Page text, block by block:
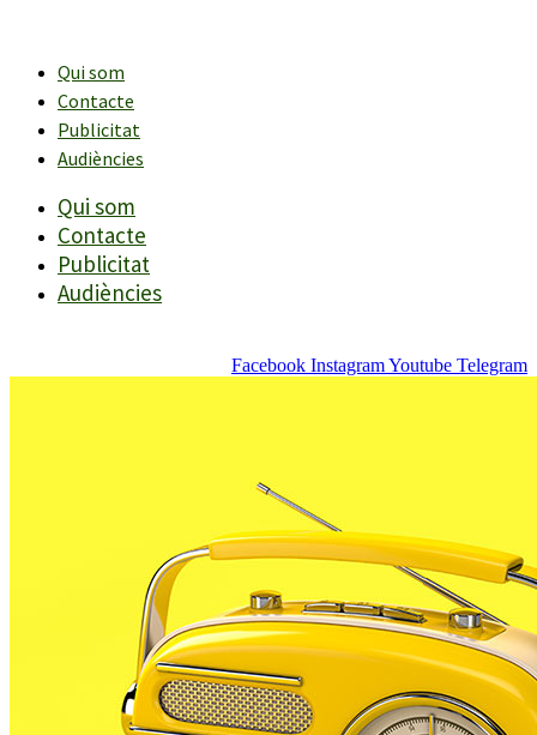
contingutQui som
Contacte
Publicitat
Audiències
Qui som
Contacte
Publicitat
Audiències
Facebook InstagramYoutube Telegram